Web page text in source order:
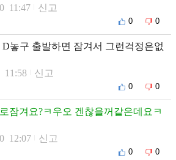
11:47 신고
0 0
놓구 출발하면 잠겨서 그런걱정은없
11:58 신고
0 0
잠겨요?ㅋ우오 겐찮을꺼같은데요ㅋ
12:07 신고
0 0